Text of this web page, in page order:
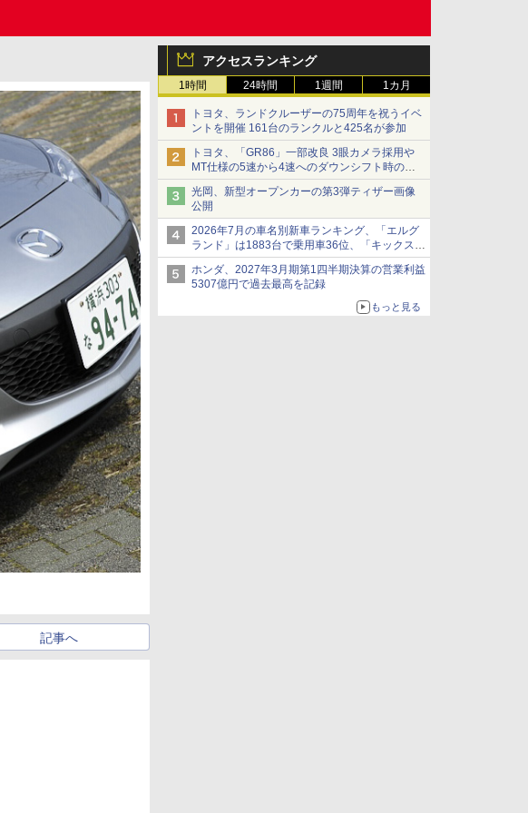
アクセスランキング
1時間 24時間 1週間 1カ月
トヨタ、ランドクルーザーの75周年を祝うイベ
ントを開催 161台のランクルと425名が参加
トヨタ、「GR86」一部改良 3眼カメラ採用や
MT仕様の5速から4速へのダウンシフト時の操
作性向上など
光岡、新型オープンカーの第3弾ティザー画像
公開
2026年7月の車名別新車ランキング、「エルグ
ランド」は1883台で乗用車36位、「キックス」
は2591台で27位に
ホンダ、2027年3月期第1四半期決算の営業利益
5307億円で過去最高を記録
もっと見る
記事へ